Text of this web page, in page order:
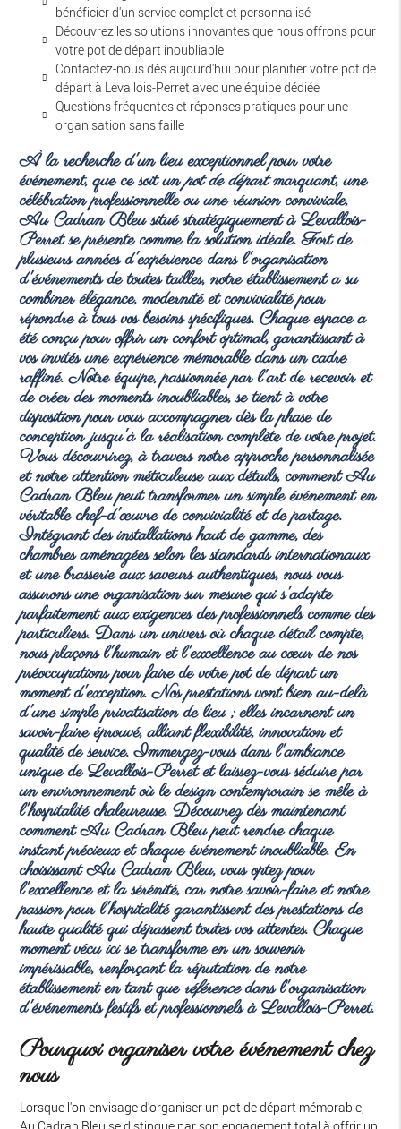
bénéficier d'un service complet et personnalisé
Découvrez les solutions innovantes que nous offrons pour
votre pot de départ inoubliable
Contactez-nous dès aujourd'hui pour planifier votre pot de
départ à Levallois-Perret avec une équipe dédiée
Questions fréquentes et réponses pratiques pour une
organisation sans faille
À la recherche d'un lieu exceptionnel pour votre
événement, que ce soit unpot de départmarquant, une
célébration professionnelle ou une réunion conviviale,
Au Cadran Bleu situé stratégiquement à Levallois-
Perret se présente comme la solution idéale. Fort de
plusieurs années d'expérience dans l'organisation
d'événements de toutes tailles, notre établissement a su
combiner élégance, modernité et convivialité pour
répondre à tous vos besoins spécifiques. Chaque espace a
été conçu pour offrir un confort optimal, garantissant à
vos invités une expérience mémorable dans un cadre
raffiné. Notre équipe, passionnée par l'art de recevoir et
de créer des moments inoubliables, se tient à votre
disposition pour vous accompagner dès la phase de
conception jusqu'à la réalisation complète de votre projet.
Vous découvrirez, à travers notre approche personnalisée
et notre attention méticuleuse aux détails, comment Au
Cadran Bleu peut transformer un simple événement en
véritable chef-d'œuvre de convivialité et de partage.
Intégrant des installations haut de gamme, des
chambres aménagées selon les standards internationaux
et une brasserie aux saveurs authentiques, nous vous
assurons une organisation sur mesure qui s'adapte
parfaitement aux exigences des professionnels comme des
particuliers. Dans un univers où chaque détail compte,
nous plaçons l'humain et l'excellence au cœur de nos
préoccupations pour faire de votre pot de départ un
moment d'exception. Nos prestations vont bien au-delà
d'une simple privatisation de lieu ; elles incarnent un
savoir-faire éprouvé, alliant flexibilité, innovation et
qualité de service. Immergez-vous dans l'ambiance
unique de Levallois-Perret et laissez-vous séduire par
un environnement où le design contemporain se mêle à
l'hospitalité chaleureuse. Découvrez dès maintenant
comment Au Cadran Bleu peut rendre chaque
instant précieux et chaque événement inoubliable. En
choisissant Au Cadran Bleu, vous optez pour
l'excellence et la sérénité, car notre savoir-faire et notre
passion pour l'hospitalité garantissent des prestations de
haute qualité qui dépassent toutes vos attentes. Chaque
moment vécu ici se transforme en un souvenir
impérissable, renforçant la réputation de notre
établissement en tant queréférencedans l'organisation
d'événements festifs et professionnels à Levallois-Perret.
Pourquoi organiser votre événement chez
nous
Lorsque l'on envisage d'organiser un pot de départ mémorable,
Au Cadran Bleu se distingue par son engagement total à offrir un